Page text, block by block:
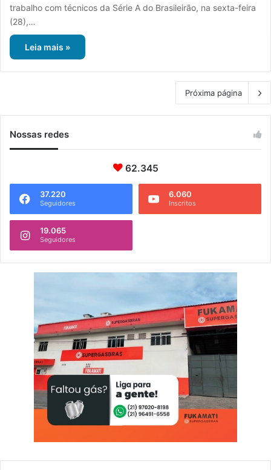
trabalho com técnicos da Série A do Brasileirão, na sexta-feira
(28),…
Leia mais »
Próxima página
Nossas redes
62.345
37.220
Seguidores
6.060
Inscritos
19.065
Seguidores